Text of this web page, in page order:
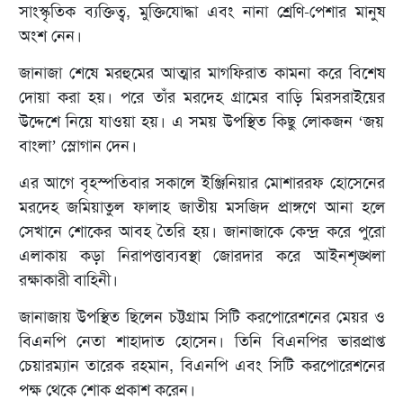
সাংস্কৃতিক ব্যক্তিত্ব, মুক্তিযোদ্ধা এবং নানা শ্রেণি-পেশার মানুষ
অংশ নেন।
জানাজা শেষে মরহুমের আত্মার মাগফিরাত কামনা করে বিশেষ
দোয়া করা হয়। পরে তাঁর মরদেহ গ্রামের বাড়ি মিরসরাইয়ের
উদ্দেশে নিয়ে যাওয়া হয়। এ সময় উপস্থিত কিছু লোকজন ‘জয়
বাংলা’ স্লোগান দেন।
এর আগে বৃহস্পতিবার সকালে ইঞ্জিনিয়ার মোশাররফ হোসেনের
মরদেহ জমিয়াতুল ফালাহ জাতীয় মসজিদ প্রাঙ্গণে আনা হলে
সেখানে শোকের আবহ তৈরি হয়। জানাজাকে কেন্দ্র করে পুরো
এলাকায় কড়া নিরাপত্তাব্যবস্থা জোরদার করে আইনশৃঙ্খলা
রক্ষাকারী বাহিনী।
জানাজায় উপস্থিত ছিলেন চট্টগ্রাম সিটি করপোরেশনের মেয়র ও
বিএনপি নেতা শাহাদাত হোসেন। তিনি বিএনপির ভারপ্রাপ্ত
চেয়ারম্যান তারেক রহমান, বিএনপি এবং সিটি করপোরেশনের
পক্ষ থেকে শোক প্রকাশ করেন।